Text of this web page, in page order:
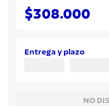
$308.000
Entrega y plazo
NO
10. termo